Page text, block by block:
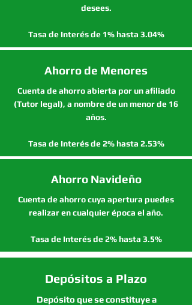
desees.
Tasa de Interés de 1% hasta 3.04%
Ahorro de Menores
Cuenta de ahorro abierta por un afiliado
(Tutor legal), a nombre de un menor de 16
años.
Tasa de Interés de 2% hasta 2.53%
Ahorro Navideño
Cuenta de ahorro cuya apertura puedes
realizar en cualquier época el año.
Tasa de Interés de 2% hasta 3.5%
Depósitos a Plazo
Depósito que se constituye a